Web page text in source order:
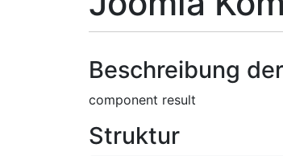
Beschreibung
component result
Struktur